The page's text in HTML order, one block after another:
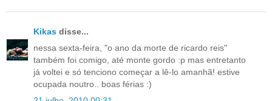
Kikas disse...
nessa sexta-feira, "o ano da morte de ricardo reis"
também foi comigo, até monte gordo :p mas entretanto
já voltei e só tenciono começar a lê-lo amanhã! estive
ocupada noutro.. boas férias :)